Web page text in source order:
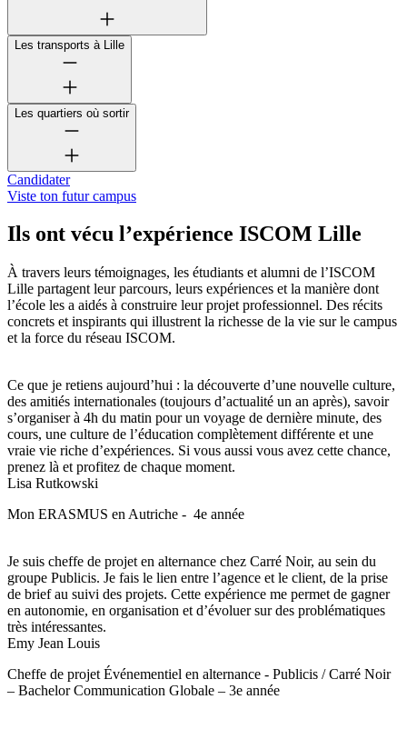
Les transports à Lille
Les quartiers où sortir
Candidater
Viste ton futur campus
Ils ont vécu l’expérience ISCOM Lille
À travers leurs témoignages, les étudiants et alumni de l’ISCOM
Lille partagent leur parcours, leurs expériences et la manière dont
l’école les a aidés à construire leur projet professionnel. Des récits
concrets et inspirants qui illustrent la richesse de la vie sur le campus
et la force du réseau ISCOM.
Ce que je retiens aujourd’hui : la découverte d’une nouvelle culture,
des amitiés internationales (toujours d’actualité un an après), savoir
s’organiser à 4h du matin pour un voyage de dernière minute, des
cours, une culture de l’éducation complètement différente et une
vraie vie riche d’expériences. Si vous aussi vous avez cette chance,
prenez là et profitez de chaque moment.
Lisa Rutkowski
Mon ERASMUS en Autriche - 4e année
Je suis cheffe de projet en alternance chez Carré Noir, au sein du
groupe Publicis. Je fais le lien entre l’agence et le client, de la prise
de brief au suivi des projets. Cette expérience me permet de gagner
en autonomie, en organisation et d’évoluer sur des problématiques
très intéressantes.
Emy Jean Louis
Cheffe de projet Événementiel en alternance - Publicis / Carré Noir
– Bachelor Communication Globale – 3e année